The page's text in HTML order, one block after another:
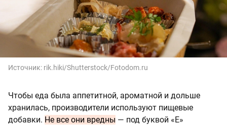
Источник: rik.hiki/Shutterstock/Fotodom.ru
Чтобы еда была аппетитной, ароматной и дольше
хранилась, производители используют пищевые
добавки. Не все они вредны — под буквой «Е»